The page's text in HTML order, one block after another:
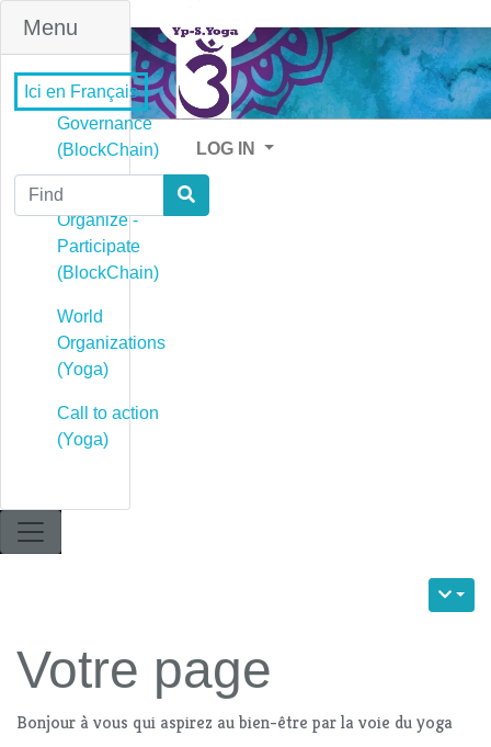
Menu
Governance
(BlockChain)
Governance -
Organize -
Participate
(BlockChain)
World
Organizations
(Yoga)
Call to action
(Yoga)
Ici en Français
LOG IN
Find
Votre page
Bonjour à vous qui aspirez au bien-être par la voie du yoga